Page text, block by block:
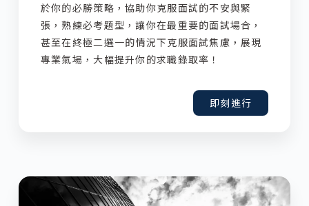
於你的必勝策略，協助你克服面試的不安與緊
張，熟練必考題型，讓你在最重要的面試場合，
甚至在終極二選一的情況下克服面試焦慮，展現
專業氣場，大幅提升你的求職錄取率！
即刻進行